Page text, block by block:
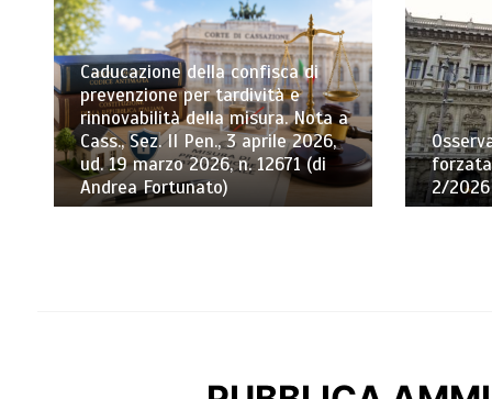
Caducazione della confisca di
prevenzione per tardività e
rinnovabilità della misura. Nota a
Cass., Sez. II Pen., 3 aprile 2026,
ud. 19 marzo 2026, n. 12671 (di
Andrea Fortunato)
2/2026